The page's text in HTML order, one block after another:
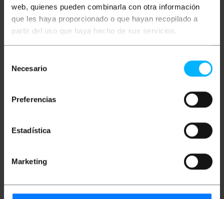
web, quienes pueden combinarla con otra información
que les haya proporcionado o que hayan recopilado a
partir del uso que haya hecho de sus servicios.
Necesario
Preferencias
Estadística
Marketing
Més informació
Cable de fibra òptica duplex multi-mode (MM) que
compleix l'estàndard OM5 (ANSI/TIA 492AAE). Els
cables OM5 utilitzen fibra multimode tipus WBMMF
velocitat de fins a 100 Gigabit a distància de fins a
100 m. Disposa de doble connector SC/PC en un
(Low Smoke Halogen Free). Secció del nucli central i
la seva revestimiento de 50/125 microns (micres).
fibra kevlar i la beina de color verd). Longitud del
cable de 10 m.